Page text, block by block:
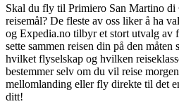
Skal du fly til Primiero San Martino di
reisemål? De fleste av oss liker å ha
og Expedia.no tilbyr et stort utvalg av
sette sammen reisen din på den måten
hvilket flyselskap og hvilken
bestemmer selv om du vil reise
mellomlanding eller fly direkte til det
ditt!